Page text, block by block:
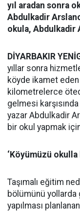
yıl aradan sonra
Abdulkadir
okula, Abdulkadir
DİYARBAKIR
yıllar sonra
köyde ikamet
kilometrelerce
gelmesi karşısında
yazar Abdulkadir
bir okul yapmak
‘Köyümüzü okulla
Taşımalı eğitim
bölümünü
yapılması